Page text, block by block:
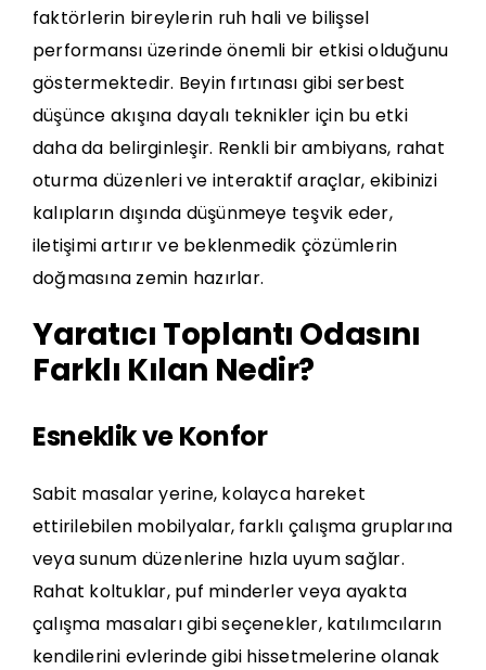
faktörlerin bireylerin ruh hali ve bilişsel
performansı üzerinde önemli bir etkisi olduğunu
göstermektedir. Beyin fırtınası gibi serbest
düşünce akışına dayalı teknikler için bu etki
daha da belirginleşir. Renkli bir ambiyans, rahat
oturma düzenleri ve interaktif araçlar, ekibinizi
kalıpların dışında düşünmeye teşvik eder,
iletişimi artırır ve beklenmedik çözümlerin
doğmasına zemin hazırlar.
Yaratıcı Toplantı Odasını
Farklı Kılan Nedir?
Esneklik ve Konfor
Sabit masalar yerine, kolayca hareket
ettirilebilen mobilyalar, farklı çalışma gruplarına
veya sunum düzenlerine hızla uyum sağlar.
Rahat koltuklar, puf minderler veya ayakta
çalışma masaları gibi seçenekler, katılımcıların
kendilerini evlerinde gibi hissetmelerine olanak